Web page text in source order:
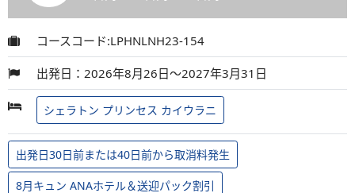
コースコード:LPHNLNH23-154
出発日：2026年8月26日～2027年3月31日
シェラトン プリンセス カイウラニ
出発日30日前または40日前から取消料発生
8月キュン ANAホテル＆送迎パック割引